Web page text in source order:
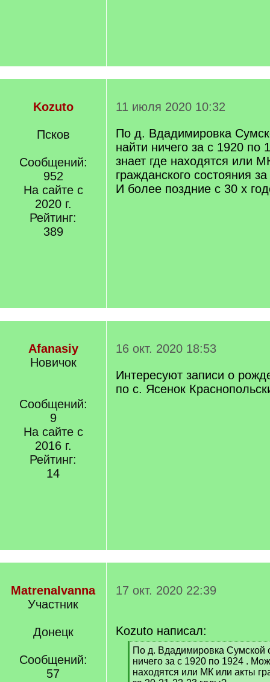
Kozuto
Псков
Сообщений:
952
На сайте с
2020 г.
Рейтинг:
389
11 июля 2020 10:32
По д. Вдадимировка
найти ничего за с 1920 по
знает где находятся или
гражданского состояния
И более поздние с 30 х
Afanasiy
Новичок
Сообщений:
9
На сайте с
2016 г.
Рейтинг:
14
16 окт. 2020 18:53
Интересуют записи о
по с. Ясенок
MatrenaIvanna
Участник
Донецк
Сообщений:
57
17 окт. 2020 22:39
Kozuto написал:
[
q
]
По д. Вдадимировка Сумской
ничего за с 1920 по 1924 .
находятся или МК или акты